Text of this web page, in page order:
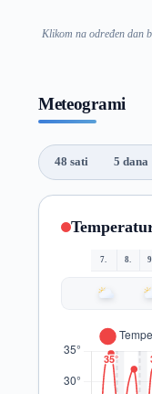
Klikom na određen dan
Meteogrami
48 sati 5 dana
7. 8.